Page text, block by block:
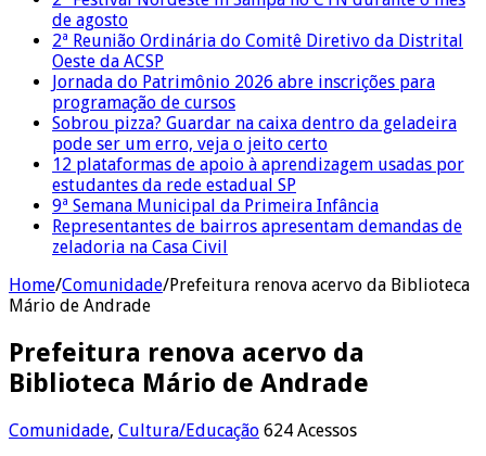
de agosto
2ª Reunião Ordinária do Comitê Diretivo da Distrital
Oeste da ACSP
Jornada do Patrimônio 2026 abre inscrições para
programação de cursos
Sobrou pizza? Guardar na caixa dentro da geladeira
pode ser um erro, veja o jeito certo
12 plataformas de apoio à aprendizagem usadas por
estudantes da rede estadual SP
9ª Semana Municipal da Primeira Infância
Representantes de bairros apresentam demandas de
zeladoria na Casa Civil
Home/Comunidade/Prefeitura renova acervo da Biblioteca
Mário de Andrade
Prefeitura renova acervo da
Biblioteca Mário de Andrade
Comunidade, Cultura/Educação 624 Acessos